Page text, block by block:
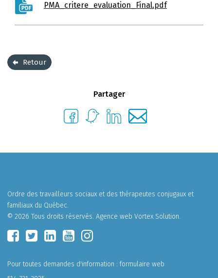
PMA_critere_evaluation_Final.pdf
Retour
Partager
Ordre des travailleurs sociaux et des thérapeutes conjugaux et
familiaux du Québec.
© 2026 Tous droits réservés. Agence web Vortex Solution.
Pour toutes demandes d'information :formulaire web